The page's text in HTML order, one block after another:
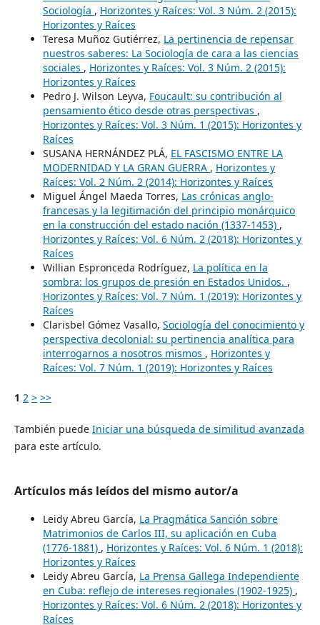
Sociología , Horizontes y Raíces: Vol. 3 Núm. 2 (2015):
Horizontes y Raíces
Teresa Muñoz Gutiérrez, La pertinencia de repensar
nuestros saberes: La Sociología de cara a las ciencias
sociales , Horizontes y Raíces: Vol. 3 Núm. 2 (2015):
Horizontes y Raíces
Pedro J. Wilson Leyva, Foucault: su contribución al
pensamiento ético desde otras perspectivas ,
Horizontes y Raíces: Vol. 3 Núm. 1 (2015): Horizontes y
Raíces
SUSANA HERNÁNDEZ PLÁ, EL FASCISMO ENTRE LA
MODERNIDAD Y LA GRAN GUERRA , Horizontes y
Raíces: Vol. 2 Núm. 2 (2014): Horizontes y Raíces
Miguel Ángel Maeda Torres, Las crónicas anglo-
francesas y la legitimación del principio monárquico
en la construcción del estado nación (1337-1453) ,
Horizontes y Raíces: Vol. 6 Núm. 2 (2018): Horizontes y
Raíces
Willian Espronceda Rodríguez, La política en la
sombra: los grupos de presión en Estados Unidos. ,
Horizontes y Raíces: Vol. 7 Núm. 1 (2019): Horizontes y
Raíces
Clarisbel Gómez Vasallo, Sociología del conocimiento y
perspectiva decolonial: su pertinencia analítica para
interrogarnos a nosotros mismos , Horizontes y
Raíces: Vol. 7 Núm. 1 (2019): Horizontes y Raíces
1 2 > >>
También puede Iniciar una búsqueda de similitud avanzada
para este artículo.
Artículos más leídos del mismo autor/a
Leidy Abreu García, La Pragmática Sanción sobre
Matrimonios de Carlos III, su aplicación en Cuba
(1776-1881) , Horizontes y Raíces: Vol. 6 Núm. 1 (2018):
Horizontes y Raíces
Leidy Abreu García, La Prensa Gallega Independiente
en Cuba: reflejo de intereses regionales (1902-1925) ,
Horizontes y Raíces: Vol. 6 Núm. 2 (2018): Horizontes y
Raíces